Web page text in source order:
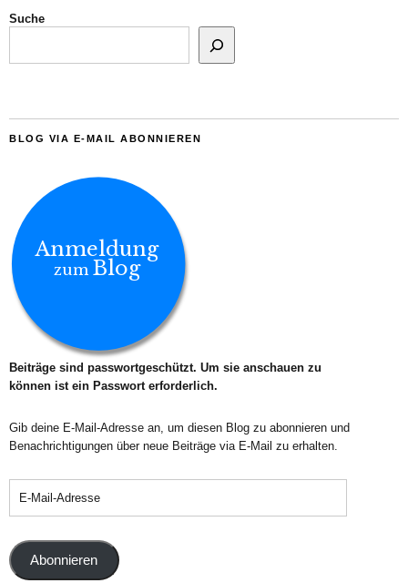
Suche
BLOG VIA E-MAIL ABONNIEREN
Anmeldung
zum Blog
Beiträge sind passwortgeschützt. Um sie anschauen zu
können ist ein Passwort erforderlich.
Gib deine E-Mail-Adresse an, um diesen Blog zu abonnieren und
Benachrichtigungen über neue Beiträge via E-Mail zu erhalten.
Abonnieren